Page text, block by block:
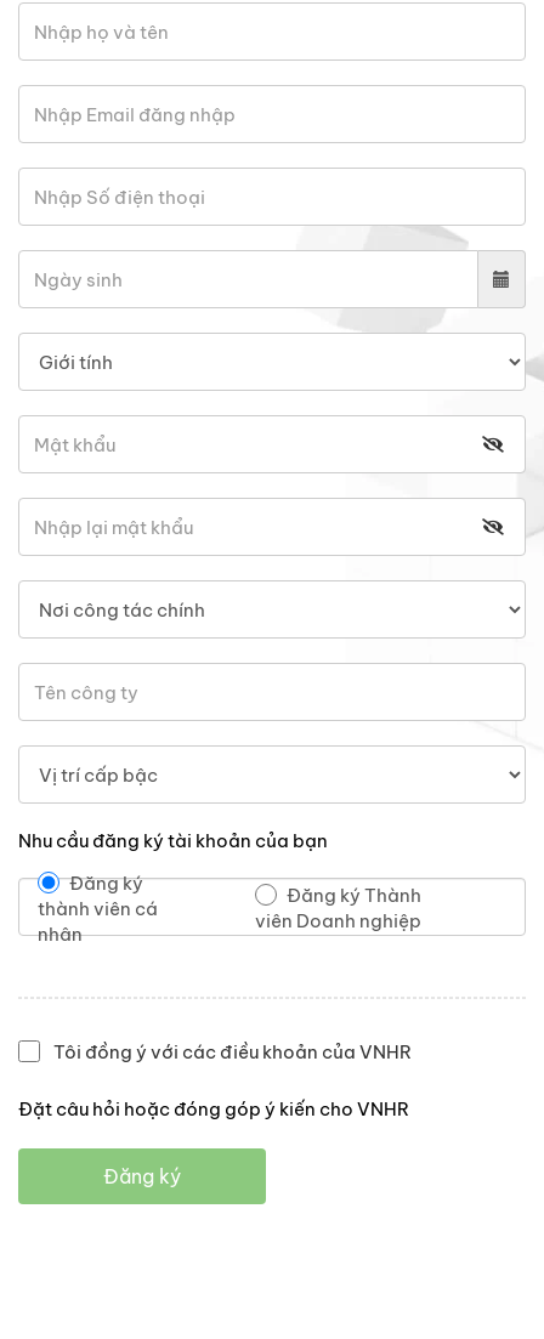
Nhu cầu đăng ký tài khoản của bạn
Đăng ký
thành viên cá
nhân
Đăng ký Thành
viên Doanh nghiệp
Tôi đồng ý với các điều khoản của VNHR
Đặt câu hỏi hoặc đóng góp ý kiến cho VNHR
Đăng ký